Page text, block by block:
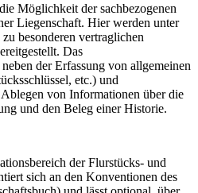
Möglichkeit der sachbezogenen
Liegenschaft. Hier werden unter
besonderen vertraglichen
Das
der Erfassung von allgemeinen
etc.) und
von Informationen über die
und den Beleg einer Historie.
der Flurstücks- und
sich an den Konventionen des